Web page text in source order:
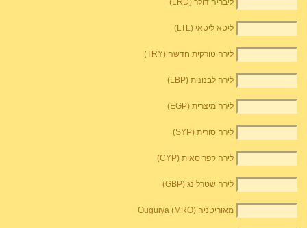
ליבריה דולר (LRD)
ליטא ליטאי (LTL)
לירה טורקית חדשה (TRY)
לירה לבנונית (LBP)
לירה מיצרית (EGP)
לירה סורית (SYP)
לירה קפריסאית (CYP)
לירה שטרלינג (GBP)
מאוריטניה Ouguiya (MRO)